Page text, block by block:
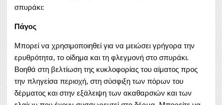
σπυράκι:
Πάγος
Μπορεί να χρησιμοποιηθεί για να μειώσει γρήγορα την
ερυθρότητα, το οίδημα και τη φλεγμονή στο σπυράκι.
Βοηθά στη βελτίωση της κυκλοφορίας του αίματος προς
την πληγείσα περιοχή, στη σύσφιξη των πόρων του
δέρματος και στην εξάλειψη των ακαθαρσιών και των